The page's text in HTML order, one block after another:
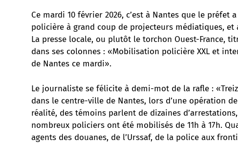
Ce mardi 10 février 2026, c’est à Nantes que le préfet
policière à grand coup de projecteurs médiatiques,
La presse locale, ou plutôt le torchon Ouest-France,
dans ses colonnes : «Mobilisation policière XXL et
de Nantes ce mardi».
Le journaliste se félicite à demi-mot de la rafle :
dans le centre-ville de Nantes, lors d’une opération
réalité, des témoins parlent de dizaines
nombreux policiers ont été mobilisés de 11h à 17h.
agents des douanes, de l’Urssaf, de la police aux